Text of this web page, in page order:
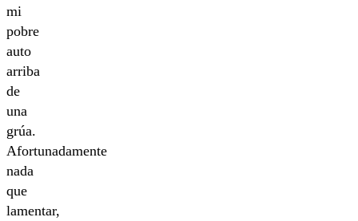
mi
pobre
auto
arriba
de
una
grúa.
Afortunadamente
nada
que
lamentar,